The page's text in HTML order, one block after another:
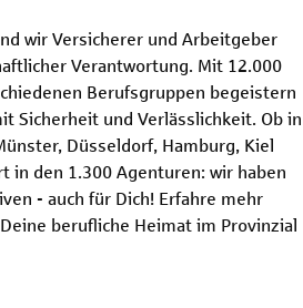
wir Versicherer und Arbeitgeber
Verantwortung. Mit 12.000
Berufsgruppen begeistern
Sicherheit und Verlässlichkeit. Ob in
Düsseldorf, Hamburg, Kiel
in den 1.300 Agenturen: wir haben
- auch für Dich! Erfahre mehr
berufliche Heimat im Provinzial